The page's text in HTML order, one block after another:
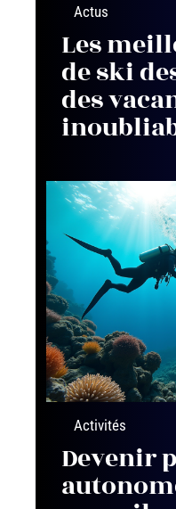
Actus
Les
de ski
des
Activités
Devenir